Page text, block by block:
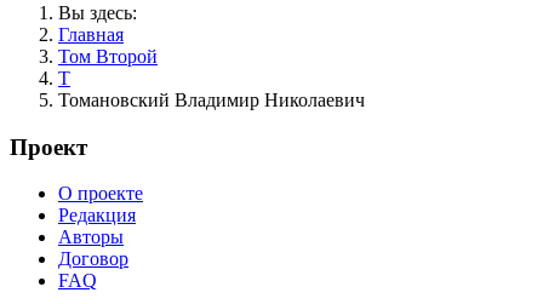
Вы здесь:
Главная
Том Второй
Т
Томановский Владимир Николаевич
Проект
О проекте
Редакция
Авторы
Договор
FAQ